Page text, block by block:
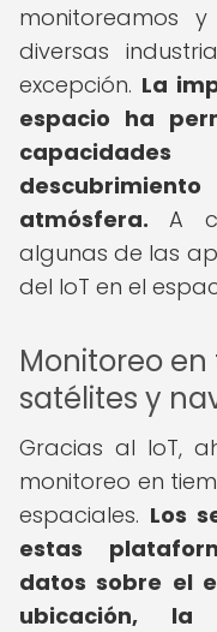
monitoreamos
diversas
excepción. La
espacio ha
atmósfera. A
algunas de las
del IoT en el
Monitoreo
satélites y
Gracias al IoT,
monitoreo en
espaciales. Los
estas
datos sobre el
ubicación,